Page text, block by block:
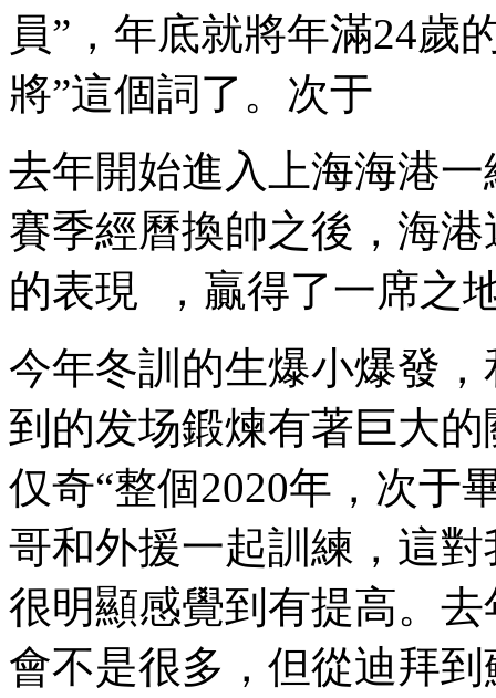
員” ，年底就將年滿24歲
將”這個詞了。次于
去年開始進入上海海港一
賽季經曆換帥之後，海港
的表現  ，贏得了一席之地
今年冬訓的生爆小爆發
到的发场鍛煉有著巨大的關
仅奇“整個2020年，
哥和外援一起訓練，這
很明顯感覺到有提高 。
會不是很多，但從迪拜到